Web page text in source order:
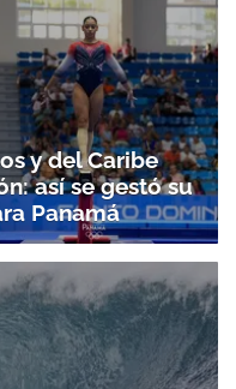
y del Caribe
así se gestó su
Panamá